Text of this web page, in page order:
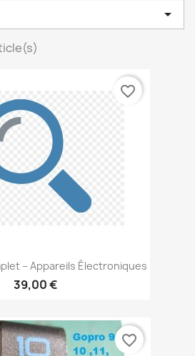

– Appareils Électroniques
39,00 €
favorite_border
favorite_border